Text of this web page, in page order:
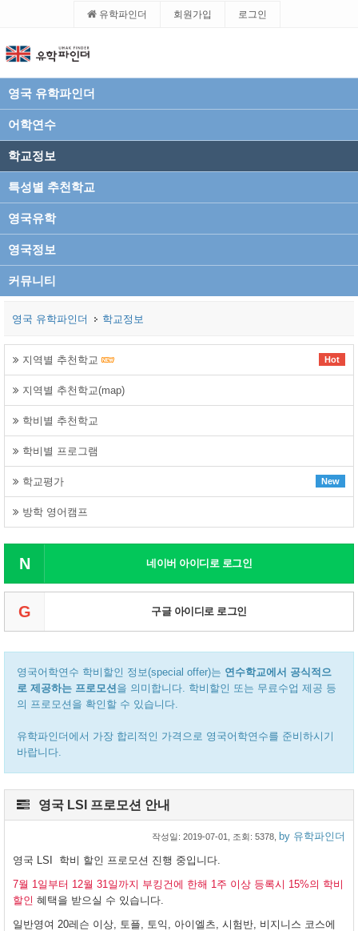
유학파인더 회원가입 로그인
영국 유학파인더
어학연수
학교정보
특성별 추천학교
영국유학
영국정보
커뮤니티
영국 유학파인더 학교정보
Hot
지역별 추천학교
지역별 추천학교(map)
학비별 추천학교
학비별 프로그램
New
학교평가
방학 영어캠프
N 네이버 아이디로 로그인
G 구글 아이디로 로그인
영국어학연수 학비할인 정보(special offer)는 연수학교에서 공식적으
로 제공하는 프로모션을 의미합니다. 학비할인 또는 무료수업 제공 등
의 프로모션을 확인할 수 있습니다.
유학파인더에서 가장 합리적인 가격으로 영국어학연수를 준비하시기
바랍니다.
영국 LSI 프로모션 안내
작성일: 2019-07-01 , 조회: 5378, by 유학파인더
영국 LSI 학비 할인 프로모션 진행 중입니다.
7월 1일부터 12월 31일까지 부킹건에 한해 1주 이상 등록시 15%의 학비
할인 혜택을 받으실 수 있습니다.
일반영여 20레슨 이상, 토플, 토익, 아이엘츠, 시험반, 비지니스 코스에